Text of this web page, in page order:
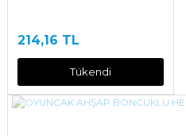
214,16 TL
Tükendi